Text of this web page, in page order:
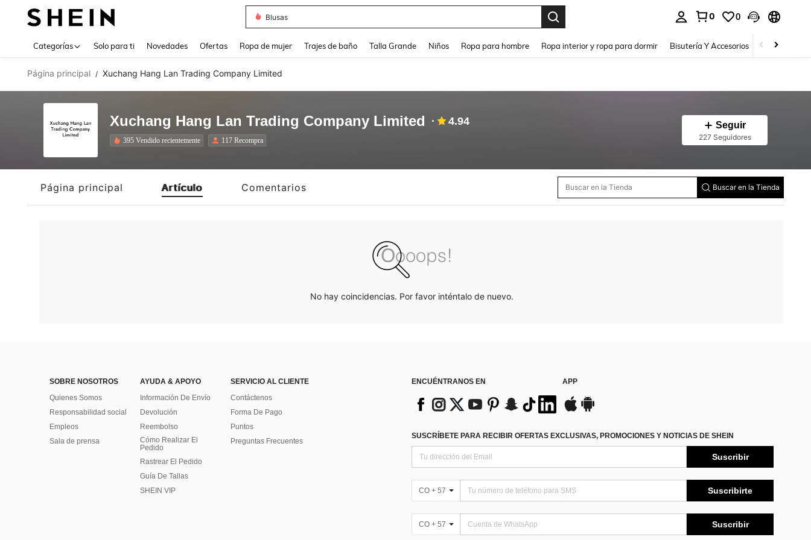
Blusas
0 0
Categorías Solo para ti Novedades Ofertas Ropa de mujer Trajes de baño Talla Grande Niños Ropa para hombre Ropa interior y ropa para dormir Bisutería Y Accesorios Zapatos
Página principal / Xuchang Hang Lan Trading Company Limited
Xuchang Hang Lan Trading Company Limited 4.94
395 Vendido recientemente 117 Recompra
Seguir
227 Seguidores
Página principal Artículo Comentarios Buscar en la Tienda
No hay coincidencias. Por favor inténtalo de nuevo.
SOBRE NOSOTROS
Quienes Somos
Responsabilidad social
Empleos
Sala de prensa
AYUDA & APOYO
Información De Envío
Devolución
Reembolso
Cómo Realizar El
Pedido
Rastrear El Pedido
Guía De Tallas
SHEIN VIP
SERVICIO AL CLIENTE
Contáctenos
Forma De Pago
Puntos
Preguntas Frecuentes
ENCUÉNTRANOS EN APP
SUSCRÍBETE PARA RECIBIR OFERTAS EXCLUSIVAS, PROMOCIONES Y NOTICIAS DE SHEIN
Suscribir
CO + 57 Suscribirte
CO + 57 Suscribir